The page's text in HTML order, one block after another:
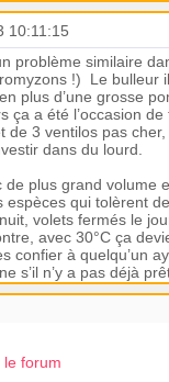
10:11:15
problème similaire
!) Le bulleur
plus d’une grosse
ça a été l’occasion
de 3 ventilos pas
dans du lourd.
de plus grand volume
espèces qui tolèrent
volets fermés le
avec 30°C ça
confier à quelqu’un
s’il n’y a pas déjà
le forum